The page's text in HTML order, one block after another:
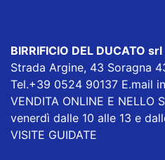
BIRRIFICIO DEL DUCATO srl
Strada Argine, 43 Soragna
Tel.+39 0524 90137 E.mail
VENDITA ONLINE E NELLO
venerdì dalle 10 alle 13 e
VISITE GUIDATE